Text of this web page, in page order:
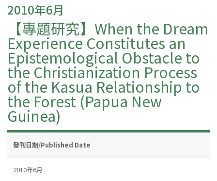
2010年6月
【專題研究】When the Dream
Experience Constitutes an
Epistemological Obstacle to
the Christianization Process
of the Kasua Relationship to
the Forest (Papua New
Guinea)
發刊日期/Published Date
2010年6月